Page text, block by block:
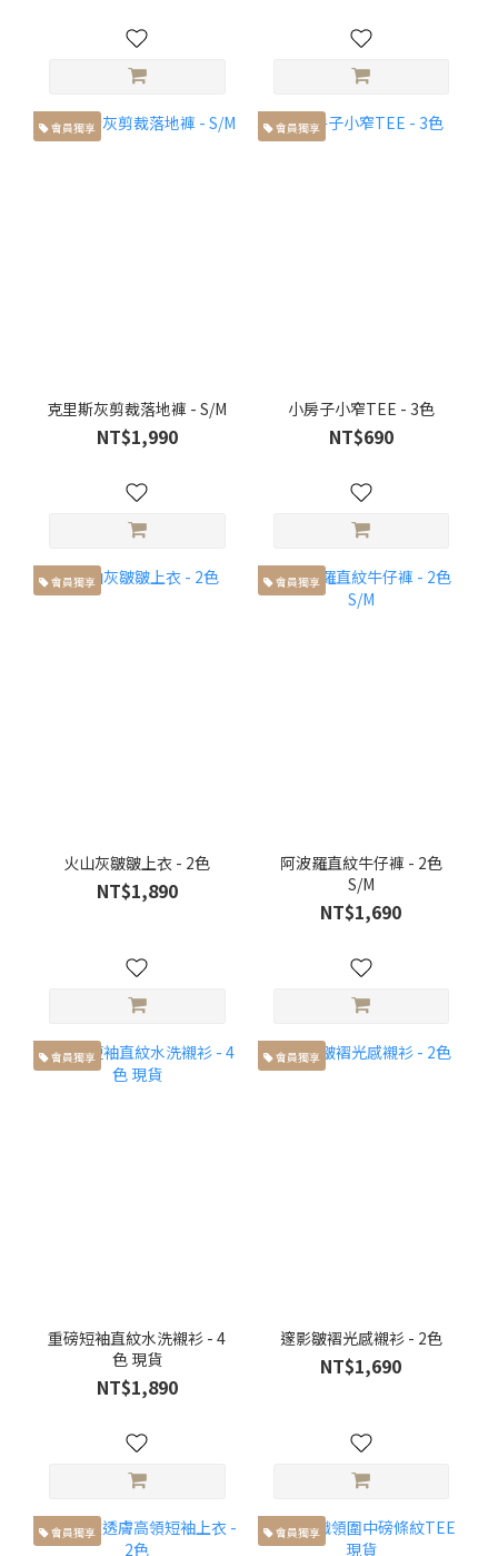
會員獨享
克里斯灰剪裁落地褲 - S/M
NT$1,990
會員獨享
小房子小窄TEE - 3色
NT$690
會員獨享
火山灰皺皺上衣 - 2色
NT$1,890
會員獨享
阿波羅直紋牛仔褲 - 2色
S/M
NT$1,690
會員獨享
重磅短袖直紋水洗襯衫 - 4
色 現貨
NT$1,890
會員獨享
邃影皺褶光感襯衫 - 2色
NT$1,690
會員獨享 會員獨享